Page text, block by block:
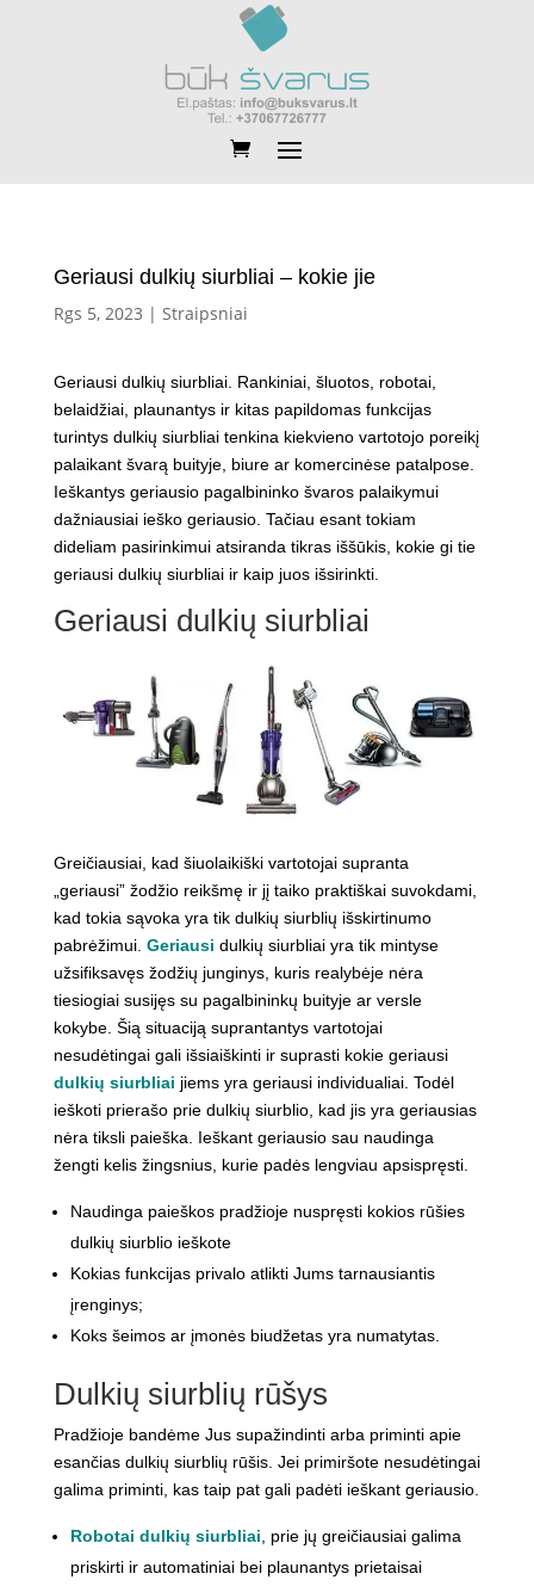
Geriausi dulkių siurbliai – kokie jie
Rgs 5, 2023 | Straipsniai
Geriausi dulkių siurbliai. Rankiniai, šluotos, robotai,
belaidžiai, plaunantys ir kitas papildomas funkcijas
turintys dulkių siurbliai tenkina kiekvieno vartotojo poreikį
palaikant švarą buityje, biure ar komercinėse patalpose.
Ieškantys geriausio pagalbininko švaros palaikymui
dažniausiai ieško geriausio. Tačiau esant tokiam
dideliam pasirinkimui atsiranda tikras iššūkis, kokie gi tie
geriausi dulkių siurbliai ir kaip juos išsirinkti.
Geriausi dulkių siurbliai
Greičiausiai, kad šiuolaikiški vartotojai supranta
„geriausi” žodžio reikšmę ir jį taiko praktiškai suvokdami,
kad tokia sąvoka yra tik dulkių siurblių išskirtinumo
pabrėžimui. Geriausi dulkių siurbliai yra tik mintyse
užsifiksavęs žodžių junginys, kuris realybėje nėra
tiesiogiai susijęs su pagalbininkų buityje ar versle
kokybe. Šią situaciją suprantantys vartotojai
nesudėtingai gali išsiaiškinti ir suprasti kokie geriausi
dulkių siurbliai jiems yra geriausi individualiai. Todėl
ieškoti prierašo prie dulkių siurblio, kad jis yra geriausias
nėra tiksli paieška. Ieškant geriausio sau naudinga
žengti kelis žingsnius, kurie padės lengviau apsispręsti.
Naudinga paieškos pradžioje nuspręsti kokios rūšies
dulkių siurblio ieškote
Kokias funkcijas privalo atlikti Jums tarnausiantis
įrenginys;
Koks šeimos ar įmonės biudžetas yra numatytas.
Dulkių siurblių rūšys
Pradžioje bandėme Jus supažindinti arba priminti apie
esančias dulkių siurblių rūšis. Jei primiršote nesudėtingai
galima priminti, kas taip pat gali padėti ieškant geriausio.
Robotai dulkių siurbliai , prie jų greičiausiai galima
priskirti ir automatiniai bei plaunantys prietaisai